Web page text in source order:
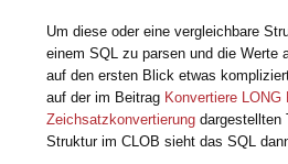
Um diese oder eine vergleichbare
einem SQL zu parsen und die Werte
auf den ersten Blick etwas
auf der im Beitrag Konvertiere
Zeichsatzkonvertierung dargestellten
Struktur im CLOB sieht das SQL